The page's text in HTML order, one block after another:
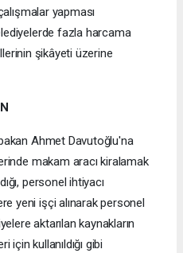
yapması
fazla harcama
şikâyeti üzerine
Ahmet Davutoğlu'na
makam aracı kiralamak
personel ihtiyacı
yeni işçi alınarak personel
aktarılan kaynakların
kullanıldığı gibi